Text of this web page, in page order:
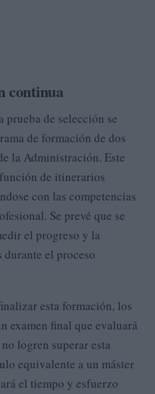
continua
prueba de selección se
de formación de dos
la Administración. Este
de itinerarios
con las competencias
Se prevé que se
el progreso y la
el proceso
esta formación, los
examen final que evaluará
logren superar esta
equivalente a un máster
el tiempo y esfuerzo